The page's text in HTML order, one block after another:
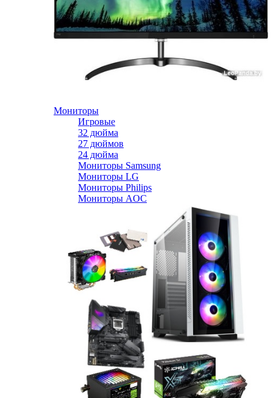
Мониторы
Игровые
32 дюйма
27 дюймов
24 дюйма
Мониторы Samsung
Мониторы LG
Мониторы Philips
Мониторы AOC